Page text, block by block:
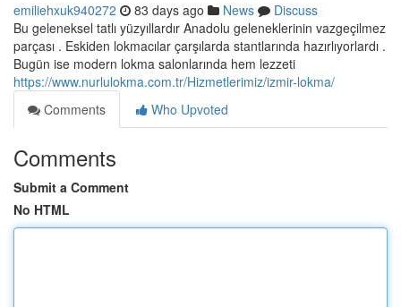
emiliehxuk940272 83 days ago News
Discuss
Bu geleneksel tatlı yüzyıllardır Anadolu geleneklerinin vazgeçilmez
parçası . Eskiden lokmacılar çarşılarda stantlarında hazırlıyorlardı .
Bugün ise modern lokma salonlarında hem lezzeti
https://www.nurlulokma.com.tr/Hizmetlerimiz/izmir-lokma/
Comments
Who Upvoted
Comments
Submit a Comment
No HTML